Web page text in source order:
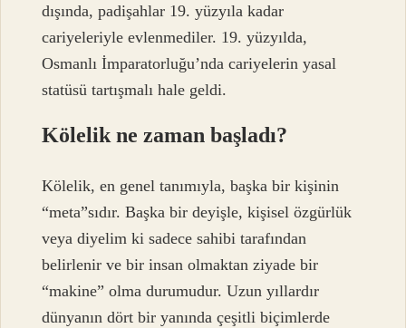
dışında, padişahlar 19. yüzyıla kadar
cariyeleriyle evlenmediler. 19. yüzyılda,
Osmanlı İmparatorluğu’nda cariyelerin yasal
statüsü tartışmalı hale geldi.
Kölelik ne zaman başladı?
Kölelik, en genel tanımıyla, başka bir kişinin
“meta”sıdır. Başka bir deyişle, kişisel özgürlük
veya diyelim ki sadece sahibi tarafından
belirlenir ve bir insan olmaktan ziyade bir
“makine” olma durumudur. Uzun yıllardır
dünyanın dört bir yanında çeşitli biçimlerde